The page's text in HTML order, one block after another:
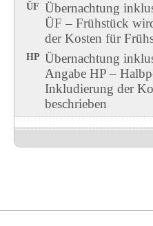
ÜF Übernachtung
ÜF – Frühstück
der Kosten für
HP Übernachtung
Angabe HP –
Inkludierung der
beschrieben